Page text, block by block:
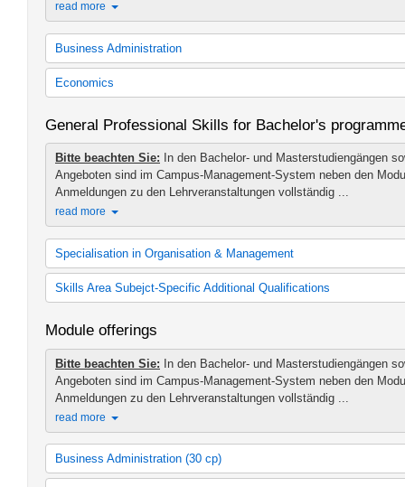
read more
Business Administration
Bachelor's programme in Business Administration
Bachelor's programme in Business Administration (as of winter
General Professional Skills
General Professional Skills
Economics
Bachelor's programme in Economics (as of winter semester
Bachelor's programme in Economics (as of winter semester
General Professional Skills
General Professional Skills
General Professional Skills for Bachelor's
Bitte beachten Sie: In den Bachelor- und Masterstudiengängen
Angeboten sind im Campus-Management-System neben den
Anmeldungen zu den Lehrveranstaltungen vollständig ...
read more
Specialisation in Organisation & Management
Kompetenzbereich Organisation & Management bis SoSe 2013
Kompetenzbereich Organisation & Management ab WS 2013/14
Skills Area Subejct-Specific Additional Qualifications
Kompetenzbereich Fachnahe Zusatzqualifikation (für
Module offerings
Bitte beachten Sie: In den Bachelor- und Masterstudiengängen
Angeboten sind im Campus-Management-System neben den
Anmeldungen zu den Lehrveranstaltungen vollständig ...
read more
Business Administration (30 cp)